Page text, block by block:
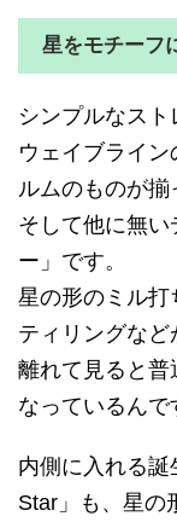
星をモチーフ
シンプルなス
ウェイブライ
ルムのものが揃
そして他に無い
ー」です。
星の形のミル打
ティリングなど
離れて見ると普
なっているんで
内側に入れる
Star」も、星の